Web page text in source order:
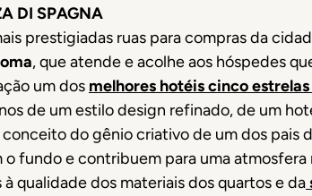
DI SPAGNA
prestigiadas ruas para compras da
, que atende e acolhe aos hóspedes
um dos melhores hotéis cinco
de um estilo design refinado, de um
do gênio criativo de um dos pais
o fundo e contribuem para uma atmosfera
qualidade dos materiais dos quartos e da